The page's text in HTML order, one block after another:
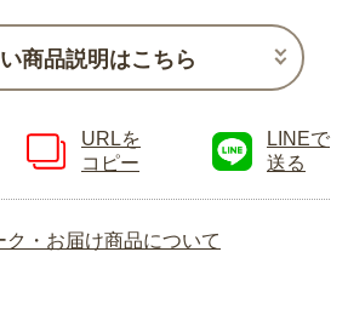
商品説明はこちら
URLを
コピー
LINEで
送る
ク・お届け商品について